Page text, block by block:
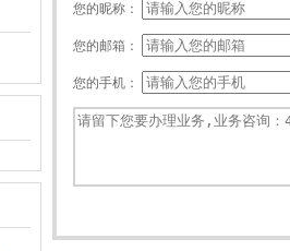
您的昵称：
您的邮箱：
您的手机：